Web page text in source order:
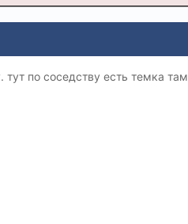
тут по соседству есть темка